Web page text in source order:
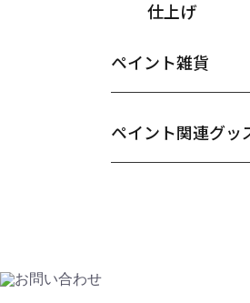
仕上げ
ペイント雑貨
ペイント関連グッ